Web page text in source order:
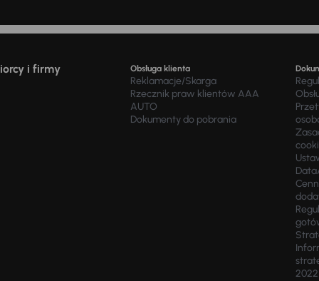
i firmy Obsługa klienta
Reklamacje/Skarga
Rzecznik praw klientów AAA
AUTO
Dokumenty do pobrania
2022